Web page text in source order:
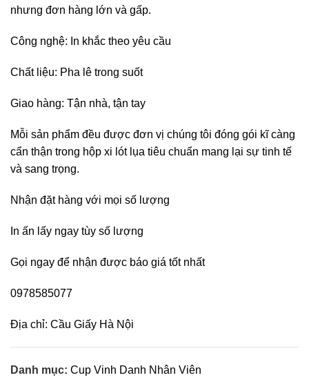
nhưng đơn hàng lớn và gấp.
Công nghệ: In khắc theo yêu cầu
Chất liệu: Pha lê trong suốt
Giao hàng: Tận nhà, tận tay
Mỗi sản phẩm đều được đơn vị chúng tôi đóng gói kĩ càng
cẩn thận trong hộp xi lót lụa tiêu chuẩn mang lại sự tinh tế
và sang trọng.
Nhận đặt hàng với mọi số lượng
In ấn lấy ngay tùy số lượng
Gọi ngay để nhận được báo giá tốt nhất
0978585077
Địa chỉ: Cầu Giấy Hà Nội
Danh mục: Cup Vinh Danh Nhân Viên